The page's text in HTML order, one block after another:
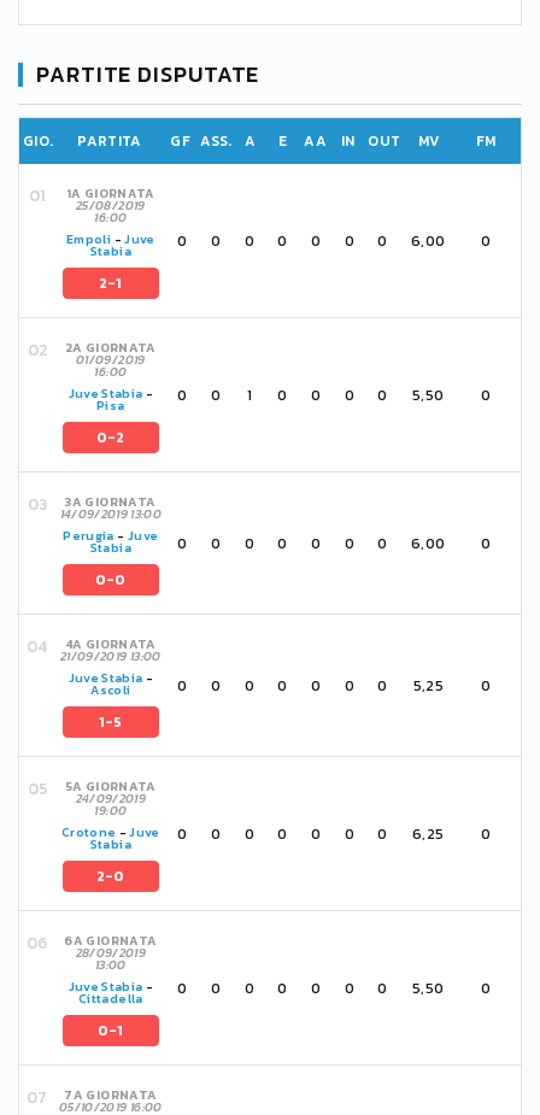
PARTITE DISPUTATE
GIO. PARTITA GF ASS. A E AA IN OUT MV FM
1A GIORNATA
25/08/2019
16:00
Empoli -Juve
Stabia
2-1
0 0 0 0 0 0 0 6,00 0
2A GIORNATA
01/09/2019
16:00
Juve Stabia -
Pisa
0-2
0 0 1 0 0 0 0 5,50 0
3A GIORNATA
14/09/2019 13:00
Perugia - Juve
Stabia
0-0
0 0 0 0 0 0 0 6,00 0
4A GIORNATA
21/09/2019 13:00
Juve Stabia -
Ascoli
1-5
0 0 0 0 0 0 0 5,25 0
5A GIORNATA
24/09/2019
19:00
Crotone -Juve
Stabia
2-0
0 0 0 0 0 0 0 6,25 0
6A GIORNATA
28/09/2019
13:00
Juve Stabia -
Cittadella
0-1
0 0 0 0 0 0 0 5,50 0
7A GIORNATA
05/10/2019 16:00